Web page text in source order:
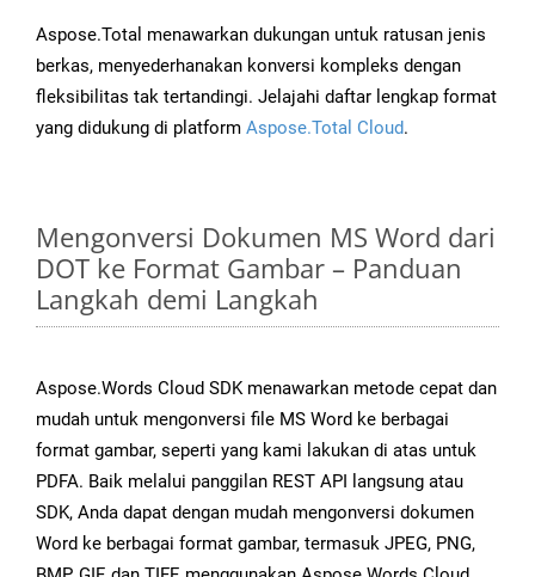
Aspose.Total menawarkan dukungan untuk ratusan jenis
berkas, menyederhanakan konversi kompleks dengan
fleksibilitas tak tertandingi. Jelajahi daftar lengkap format
yang didukung di platform Aspose.Total Cloud.
Mengonversi Dokumen MS Word dari
DOT ke Format Gambar – Panduan
Langkah demi Langkah
Aspose.Words Cloud SDK menawarkan metode cepat dan
mudah untuk mengonversi file MS Word ke berbagai
format gambar, seperti yang kami lakukan di atas untuk
PDFA. Baik melalui panggilan REST API langsung atau
SDK, Anda dapat dengan mudah mengonversi dokumen
Word ke berbagai format gambar, termasuk JPEG, PNG,